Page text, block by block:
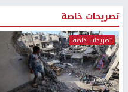
اخر الأخبار
نقطة
مصابون بنيران